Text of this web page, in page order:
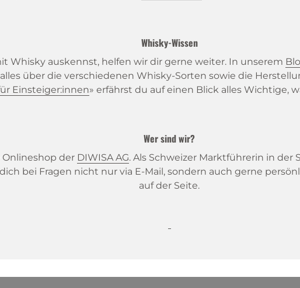
Whisky-Wissen
Whisky auskennst, helfen wir dir gerne weiter. In unserem
über die verschiedenen Whisky-Sorten sowie die
Einsteiger:innen» erfährst du auf einen Blick alles Wichtige,
Wer sind wir?
der DIWISA AG. Als Schweizer Marktführerin in
bei Fragen nicht nur via E-Mail, sondern auch gerne
auf der Seite.